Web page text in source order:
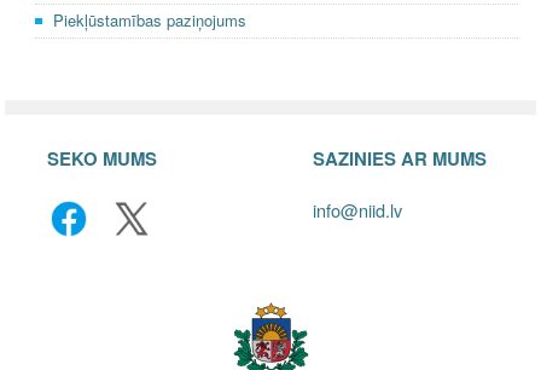
Piekļūstamības paziņojums
SEKO MUMS SAZINIES AR MUMS
info@niid.lv